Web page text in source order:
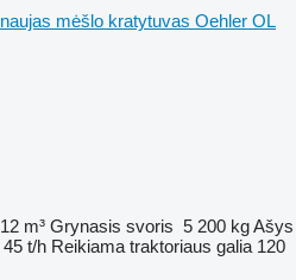
naujas mėšlo kratytuvas Oehler OL
12 m³ Grynasis svoris 5 200 kgAšys
45 t/h Reikiama traktoriaus galia 120